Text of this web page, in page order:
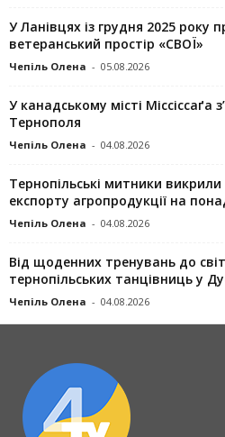
У Ланівцях із грудня 2025 року
ветеранський простір «СВОЇ»
Чепіль Олена - 05.08.2026
У канадському місті Міссіссаґа
Тернополя
Чепіль Олена - 04.08.2026
Тернопільські митники
експорту агропродукції на
Чепіль Олена - 04.08.2026
Від щоденних тренувань до
тернопільських танцівниць у
Чепіль Олена - 04.08.2026